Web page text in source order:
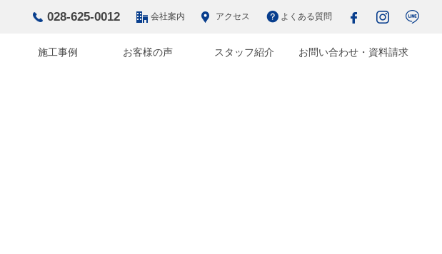
028-625-0012 会社案内 アクセス よくある質問
施工事例 お客様の声 スタッフ紹介 お問い合わせ・資料請求